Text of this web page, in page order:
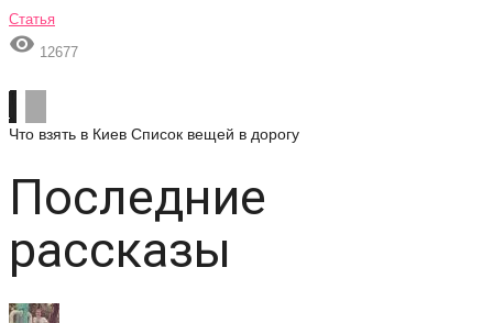
Статья
 12677
Что взять в Киев Список вещей в дорогу
Последние
рассказы